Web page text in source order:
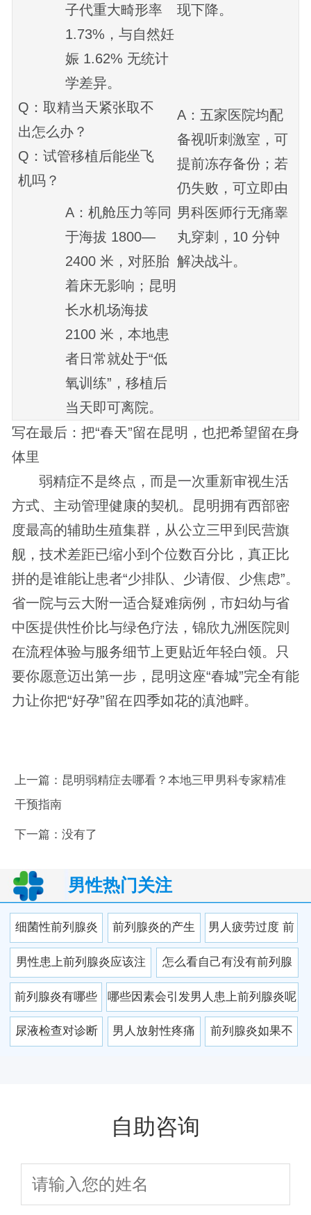
现下降。
子代重大畸形率
1.73%，与自然妊
娠 1.62% 无统计
学差异。
Q：取精当天紧张取不
出怎么办？
A：五家医院均配
备视听刺激室，可
提前冻存备份；若
仍失败，可立即由
男科医师行无痛睾
丸穿刺，10 分钟
解决战斗。
Q：试管移植后能坐飞
机吗？
A：机舱压力等同
于海拔 1800—
2400 米，对胚胎
着床无影响；昆明
长水机场海拔
2100 米，本地患
者日常就处于“低
氧训练”，移植后
当天即可离院。
写在最后：把“春天”留在昆明，也把希望留在身
体里
弱精症不是终点，而是一次重新审视生活
方式、主动管理健康的契机。昆明拥有西部密
度最高的辅助生殖集群，从公立三甲到民营旗
舰，技术差距已缩小到个位数百分比，真正比
拼的是谁能让患者“少排队、少请假、少焦虑”。
省一院与云大附一适合疑难病例，市妇幼与省
中医提供性价比与绿色疗法，锦欣九洲医院则
在流程体验与服务细节上更贴近年轻白领。只
要你愿意迈出第一步，昆明这座“春城”完全有能
力让你把“好孕”留在四季如花的滇池畔。
上一篇： 昆明弱精症去哪看？本地三甲男科专家精准
干预指南
下一篇：没有了
男性热门关注
细菌性前列腺炎
的食疗策略
前列腺炎的产生
原因是什么?
男人疲劳过度 前
列腺炎悄悄找上
你
男性患上前列腺炎应该注
意什么呢
怎么看自己有没有前列腺
炎
前列腺炎有哪些
感染途径 学会按
哪些因素会引发男人患上前列腺炎呢
尿液检查对诊断 男人放射性疼痛 前列腺炎如果不
自助咨询